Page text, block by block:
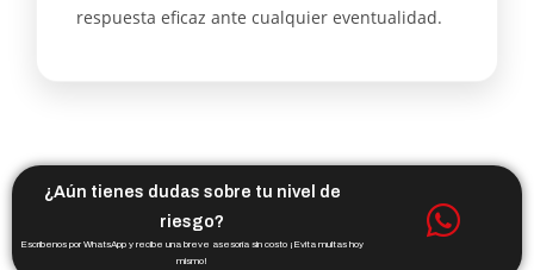
respuesta eficaz ante cualquier eventualidad.
¿Aún tienes dudas sobre tu nivel de
riesgo?
Escríbenos por WhatsApp y recibe una breve asesoría sin costo ¡Evita multas hoy
mismo!